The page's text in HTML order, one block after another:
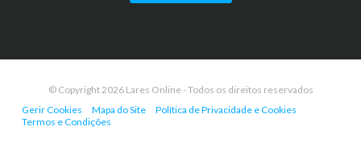
© Copyright 2026 Lares Online - Todos os direitos reservados
Gerir Cookies
Mapa do Site
Política de Privacidade e Cookies
Termos e Condições